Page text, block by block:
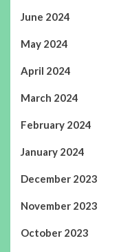
June 2024
May 2024
April 2024
March 2024
February 2024
January 2024
December 2023
November 2023
October 2023